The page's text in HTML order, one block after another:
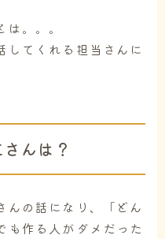
。。。
してくれる担当さんに
んは？
んの話になり、「どん
も作る人がダメだった